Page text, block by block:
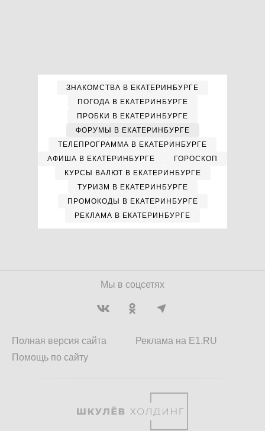
ЗНАКОМСТВА В ЕКАТЕРИНБУРГЕ
ПОГОДА В ЕКАТЕРИНБУРГЕ
ПРОБКИ В ЕКАТЕРИНБУРГЕ
ФОРУМЫ В ЕКАТЕРИНБУРГЕ
ТЕЛЕПРОГРАММА В ЕКАТЕРИНБУРГЕ
АФИША В ЕКАТЕРИНБУРГЕ
ГОРОСКОП
КУРСЫ ВАЛЮТ В ЕКАТЕРИНБУРГЕ
ТУРИЗМ В ЕКАТЕРИНБУРГЕ
ПРОМОКОДЫ В ЕКАТЕРИНБУРГЕ
РЕКЛАМА В ЕКАТЕРИНБУРГЕ
Мы в соцсетях
Полная версия сайта
Помощь по сайту
Реклама на E1.RU